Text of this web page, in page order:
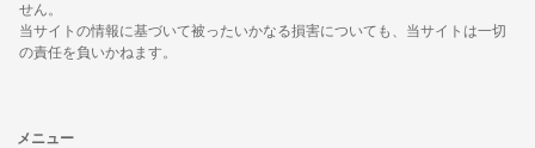
せん。
当サイトの情報に基づいて被ったいかなる損害についても、当サイトは一切
の責任を負いかねます。
メニュー